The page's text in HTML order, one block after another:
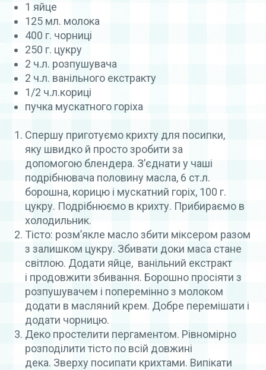
1 яйце
125 мл. молока
400 г. чорниці
250 г. цукру
2 ч.л. розпушувача
2 ч.л. ванільного екстракту
1/2 ч.л.кориці
пучка мускатного горіха
Спершу приготуємо крихту для посипки,
яку швидко й просто зробити за
допомогою блендера. З’єднати у чаші
подрібнювача половину масла, 6 ст.л.
борошна, корицю і мускатний горіх, 100 г.
цукру. Подрібнюємо в крихту. Прибираємо в
холодильник.
Тісто: розм’якле масло збити міксером разом
з залишком цукру. Збивати доки маса стане
світлою. Додати яйце, ванільний екстракт
і продовжити збивання. Борошно просіяти з
розпушувачем і поперемінно з молоком
додати в масляний крем. Добре перемішати і
додати чорницю.
Деко простелити пергаментом. Рівномірно
розподілити тісто по всій довжині
дека. Зверху посипати крихтами. Випікати